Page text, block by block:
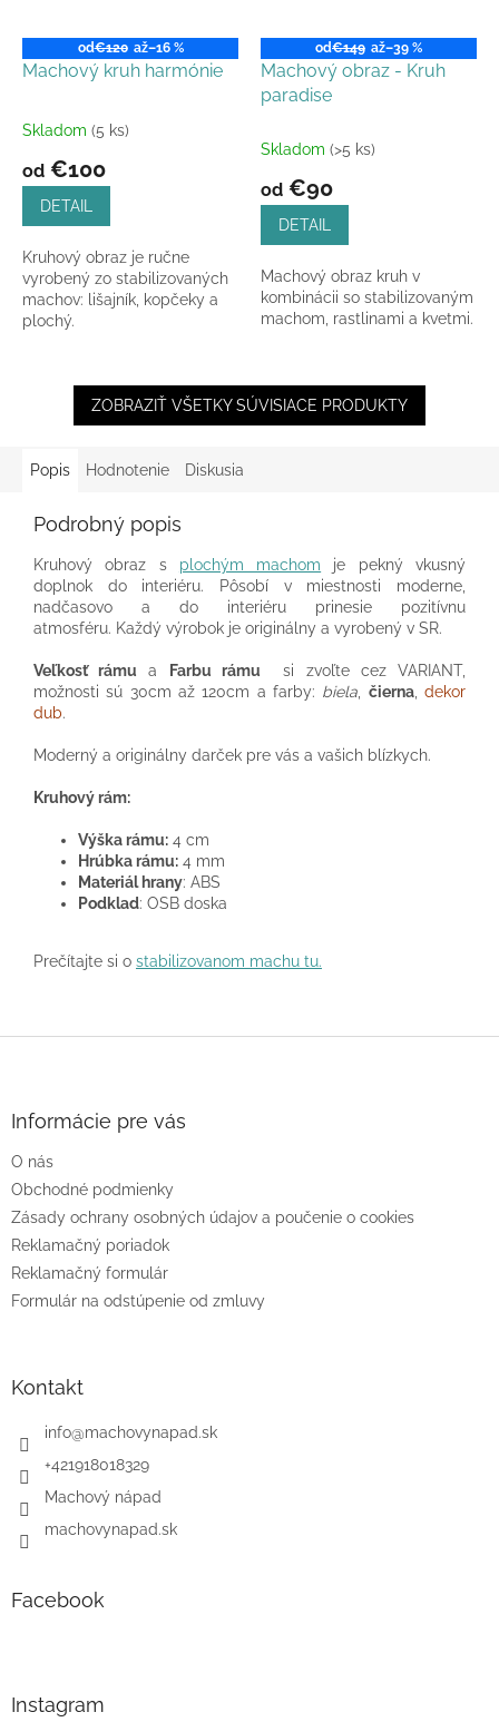
od€120 až–16 %
Machový kruh harmónie
Priemerné
produktu
5
hviezdičiek.
Skladom (5 ks)
od €100
DETAIL
Kruhový obraz je ručne
vyrobený zo stabilizovaných
machov: lišajník, kopčeky a
plochý.
od€149 až–39 %
Machový obraz - Kruh
paradise
Skladom (>5 ks)
od €90
DETAIL
Machový obraz kruh v
kombinácii so stabilizovaným
machom, rastlinami a kvetmi.
ZOBRAZIŤ VŠETKY SÚVISIACE PRODUKTY
Popis Hodnotenie Diskusia
Podrobný popis
Kruhový obraz s plochým machom je pekný vkusný
doplnok do interiéru. Pôsobí v miestnosti moderne,
nadčasovo a do interiéru prinesie pozitívnu
atmosféru. Každý výrobok je originálny a vyrobený v SR.
Veľkosť rámu a Farbu rámu si zvoľte cez VARIANT,
možnosti sú 30cm až 120cm a farby: biela, čierna,dekor
dub.
Moderný a originálny darček pre vás a vašich blízkych.
Kruhový rám:
Výška rámu: 4 cm
Hrúbka rámu: 4 mm
Materiál hrany: ABS
Podklad: OSB doska
Prečítajte si o stabilizovanom machu tu.
e
Informácie pre vás
O nás
Obchodné podmienky
Zásady ochrany osobných údajov a poučenie o cookies
Reklamačný poriadok
Reklamačný formulár
Formulár na odstúpenie od zmluvy
Kontakt
info@machovynapad.sk
+421918018329
Machový nápad
machovynapad.sk
Facebook
Instagram